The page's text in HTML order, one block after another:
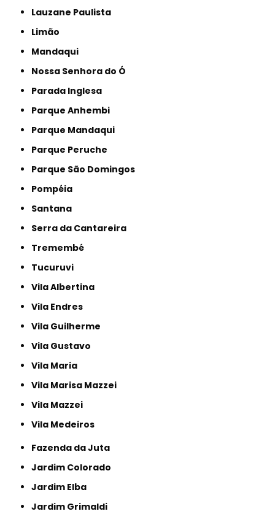
Lauzane Paulista
Limão
Mandaqui
Nossa Senhora do Ó
Parada Inglesa
Parque Anhembi
Parque Mandaqui
Parque Peruche
Parque São Domingos
Pompéia
Santana
Serra da Cantareira
Tremembé
Tucuruvi
Vila Albertina
Vila Endres
Vila Guilherme
Vila Gustavo
Vila Maria
Vila Marisa Mazzei
Vila Mazzei
Vila Medeiros
Fazenda da Juta
Jardim Colorado
Jardim Elba
Jardim Grimaldi